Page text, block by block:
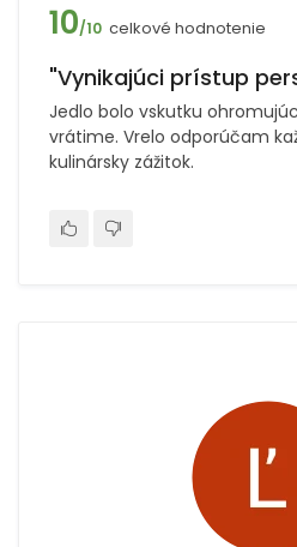
10/10 celkové hodnotenie
"Vynikajúci prístup
Jedlo bolo vskutku
vrátime. Vrelo odporúčam
kulinársky zážitok.